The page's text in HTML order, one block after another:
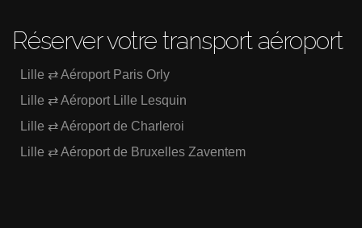
Réserver votre transport aéroport
Lille ⇄ Aéroport Paris Orly
Lille ⇄ Aéroport Lille Lesquin
Lille ⇄ Aéroport de Charleroi
Lille ⇄ Aéroport de Bruxelles Zaventem